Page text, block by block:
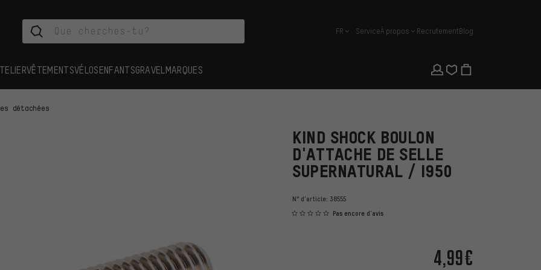
français
FR ServiceÀ propos RecrutementBlog
VÊTEMENTSVÉLOSENFANTSGRAVEL MARQUES
détachées
KIND SHOCK BOULON
D'ATTACHE DE SELLE
SUPERNATURAL / I950
N° d'article: 38555
Pas encore d'avis
4,99€